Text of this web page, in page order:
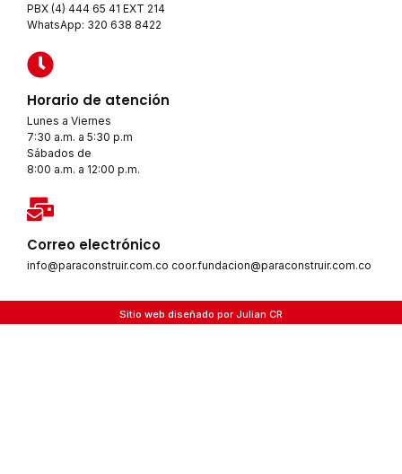
PBX (4) 444 65 41 EXT 214
WhatsApp: 320 638 8422
Horario de atención
Lunes a Viernes
7:30 a.m. a 5:30 p.m
Sábados de
8:00 a.m. a 12:00 p.m.
Correo electrónico
info@paraconstruir.com.co coor.fundacion@paraconstruir.com.co
Sitio web diseñado por Julian CR